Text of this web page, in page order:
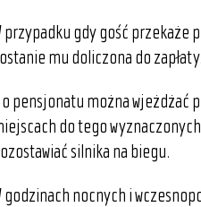
przypadku gdy gość przekaże
mu doliczona do zapłaty.
pensjonatu można wjeżdżać
do tego
silnika na biegu.
godzinach nocnych i